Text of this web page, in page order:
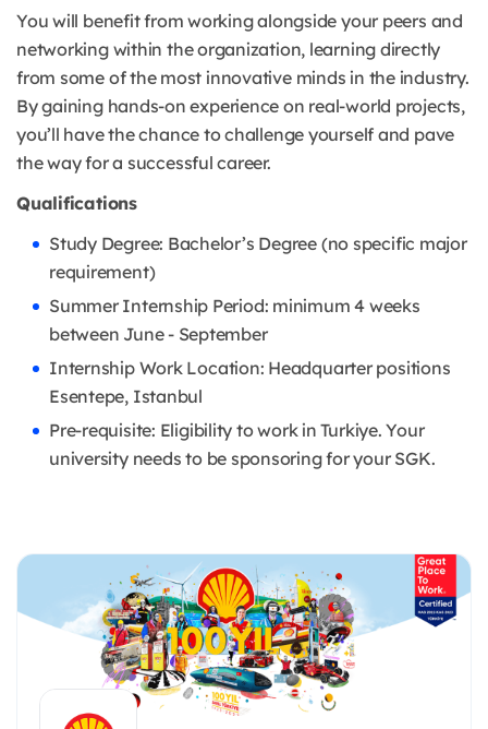
You will benefit from working alongside your peers and
networking within the organization, learning directly
from some of the most innovative minds in the industry.
By gaining hands-on experience on real-world projects,
you’ll have the chance to challenge yourself and pave
the way for a successful career.
Qualifications
Study Degree: Bachelor’s Degree (no specific major
requirement)
Summer Internship Period: minimum 4 weeks
between June - September
Internship Work Location: Headquarter positions
Esentepe, Istanbul
Pre-requisite: Eligibility to work in Turkiye. Your
university needs to be sponsoring for your SGK.